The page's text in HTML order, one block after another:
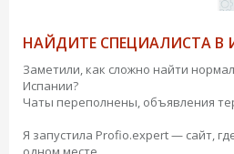
НАЙДИТЕ СПЕЦИАЛИСТА В
Заметили, как сложно найти
Испании?
Чаты переполнены, объявления
Я запустила Profio.expert — сайт,